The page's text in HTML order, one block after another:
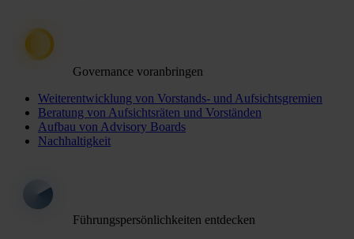
Governance voranbringen
Weiterentwicklung von Vorstands- und Aufsichtsgremien
Beratung von Aufsichtsräten und Vorständen
Aufbau von Advisory Boards
Nachhaltigkeit
Führungspersönlichkeiten entdecken